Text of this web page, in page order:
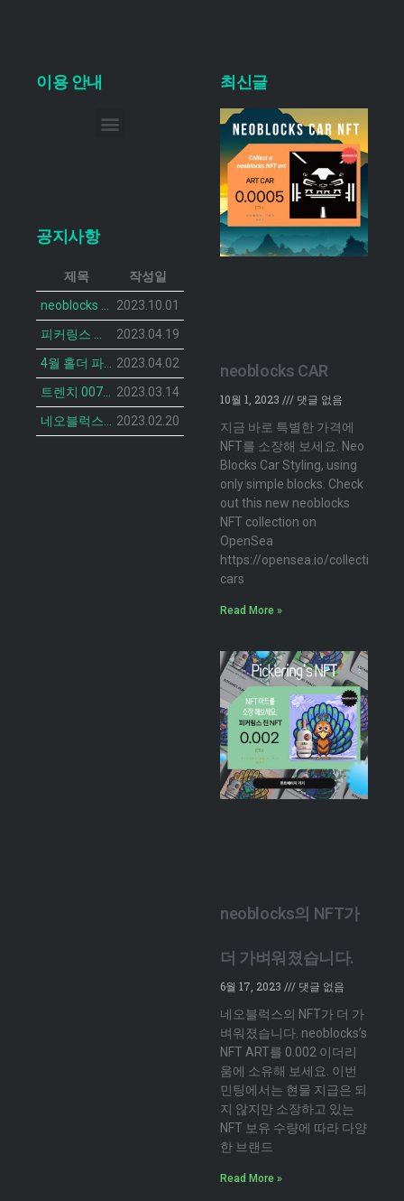
이용 안내
공지사항
제목
작성일
2023.10.01
2023.04.19
2023.04.02
2023.03.14
2023.02.20
최신글
neoblocks CAR
10월 1, 2023
댓글 없음
지금 바로 특별한 가격에
NFT를 소장해 보세요. Neo
Blocks Car Styling, using
only simple blocks. Check
out this new neoblocks
NFT collection on
OpenSea
https://opensea.io/collection/
cars
Read More »
neoblocks의 NFT가
더 가벼워졌습니다.
6월 17, 2023
댓글 없음
네오블럭스의 NFT가 더 가
벼워졌습니다. neoblocks’s
NFT ART를 0.002 이더리
움에 소유해 보세요. 이번
민팅에서는 현물 지급은 되
지 않지만 소장하고 있는
NFT 보유 수량에 따라 다양
한 브랜드
Read More »